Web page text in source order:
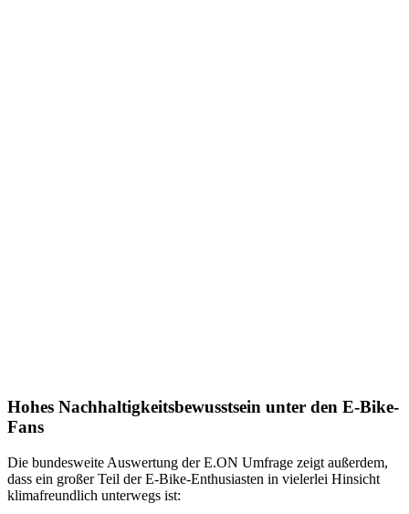
Hohes Nachhaltigkeitsbewusstsein unter den E-Bike-
Fans
Die bundesweite Auswertung der E.ON Umfrage zeigt außerdem,
dass ein großer Teil der E-Bike-Enthusiasten in vielerlei Hinsicht
klimafreundlich unterwegs ist: